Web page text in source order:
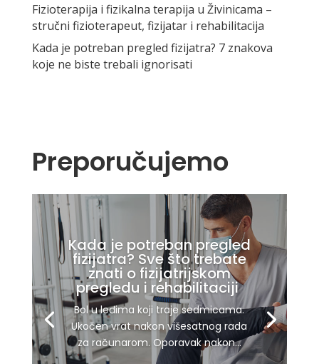
Fizioterapija i fizikalna terapija u Živinicama –
stručni fizioterapeut, fizijatar i rehabilitacija
Kada je potreban pregled fizijatra? 7 znakova
koje ne biste trebali ignorisati
Preporučujemo
Kada je potreban pregled
fizijatra? Sve što trebate
znati o fizijatrijskom
pregledu i rehabilitaciji
Bol u leđima koji traje sedmicama.
Ukočen vrat nakon višesatnog rada
za računarom. Oporavak nakon...